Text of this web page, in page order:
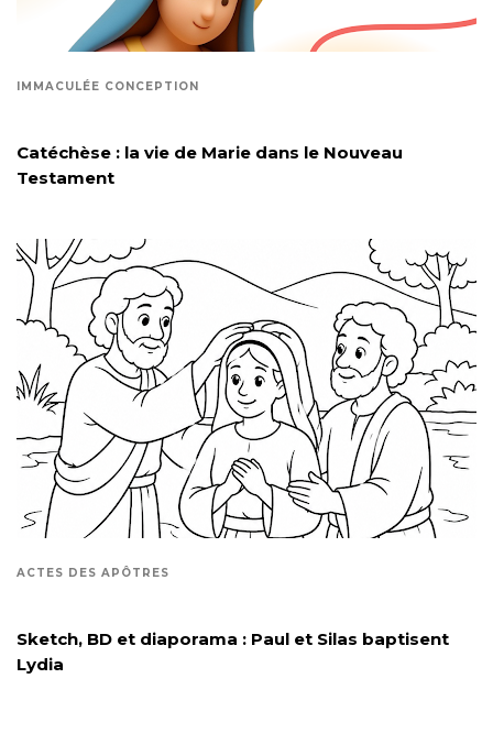
IMMACULÉE CONCEPTION
Catéchèse : la vie de Marie dans le Nouveau
Testament
ACTES DES APÔTRES
Sketch, BD et diaporama : Paul et Silas baptisent
Lydia